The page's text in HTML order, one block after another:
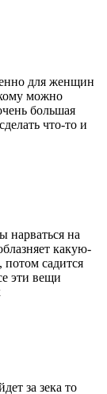
для женщин
можно
большая
что-то и
нарваться на
какую-
садится
эти вещи
за зека то